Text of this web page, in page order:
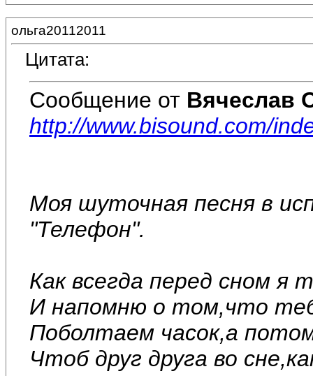
ольга20112011
Цитата:
Сообщение от Вячеслав
http://www.bisound.com/
Моя шуточная песня в
"Телефон".
Как всегда перед сном я
И напомню о том,что
Поболтаем часок,а
Чтоб друг друга во